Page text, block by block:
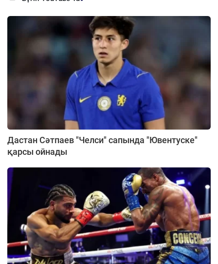
Дастан Сәтпаев "Челси" сапында "Ювентуске"
қарсы ойнады